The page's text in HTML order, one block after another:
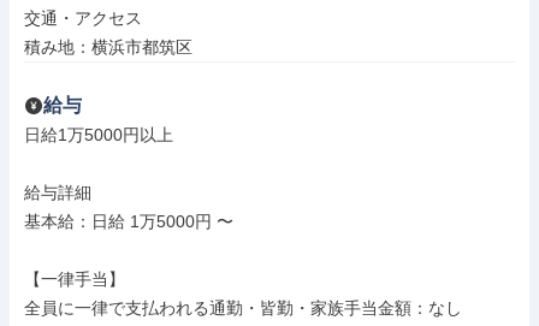
交通・アクセス
積み地：横浜市都筑区
給与
日給1万5000円以上
給与詳細
基本給：日給 1万5000円 〜
【一律手当】
全員に一律で支払われる通勤・皆勤・家族手当金額：なし